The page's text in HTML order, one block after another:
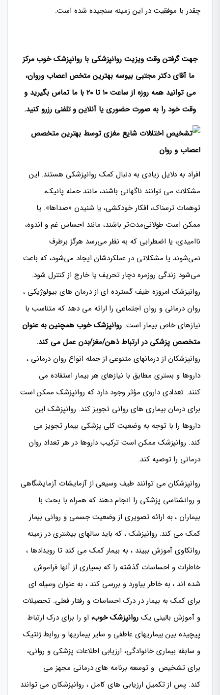
چقدر با موفقیت در این زمینه سنجیده شده است.
جهت گرفتن وقت ویزیت روانپزشکی با روانپزشک خوب مرکز
ما آقای دکتر مجتبی بیوسه بهترین متخص اعصاب وروان،
می توانید همه روزه از ساعت ۱۰ تا ۲۰ با ما تماس بگیرید و
وقت خود را به صورت حضوری یا آنلاین و تلفنی رزرو کنید.
افراد به دلایل زیادی به دنبال کمک روانپزشکی هستند. این
مشکلات می توانند ناگهانی باشند، مانند حمله پانیک،
توهمات ترسناک، افکار خودکشی، یا شنیدن «صداها». یا
ممکن است طولانی‌مدت‌تر باشند، مانند احساس غم و اندوه،
ناامیدی، یا اضطرابی که به نظر می‌رسد هرگز برطرف
نمی‌شوند یا مشکلاتی در عملکردشان ایجاد می‌شود، که باعث
می‌شود زندگی روزمره دچار تحریف یا خارج از کنترل شود.
روانپزشک امروزه طیف گسترده ای از درمان های بیولوژیکی ،
روان درمانی و روان اجتماعی را ارائه می دهد که متناسب با
نیازهای خاص بیمار است. روانپزشک خوب همچنین به عنوان
متخصص پزشکی در ارتباط ذهن/مغز/بدن عمل می کند.
روانپزشکان از درمانهای متنوعی از جمله انواع روان درمانی ،
داروها و بستری مطابق با نیازهای هر بیمار استفاده می
کنند. تعدادی داروی مؤثر وجود دارد که روانپزشک ممکن است
برای درمان بیماری های روانی تجویز کند. روانپزشک این
داروها را با توجه به وضعیت کلی پزشکی بیمار تجویز می
کند. روانپزشک ممکن است ترکیب داروها در هر تعداد روان
درمانی را توصیه کند.
روانپزشکان می توانند طیف وسیعی از آزمایشات آزمایشگاهی
و روانشناسی پزشکی را انجام دهند که همراه با بحث با
بیماران ، به ارائه تصویری از وضعیت جسمی و روانی بیمار
کمک می کند. روانپزشک ، که باید سالهای بیشتری در زمینه
روانکاوی آموزش ببیند ، به بیمار کمک می کند تا رویدادها ،
خاطرات و احساسات گذشته را که بسیاری از آنها فراموش
شده اند ، به خاطر بیاورد و بررسی کند ، به عنوان وسیله ای
برای کمک به بیمار در درک احساسات و رفتار فعلی. تحصیلات
و آموزش بالینی یک روانپزشک خوب، او را برای درک ارتباط
پیچیده بین بیماریهای عاطفی و سایر بیماریها و روابط ژنتیک
و سابقه بیماری خانوادگی، ارزیابی اطلاعات پزشکی و روانی،
برای تشخیص و توسعه برنامه های درمانی مجهز می
کند. پس از تکمیل ارزیابی های کامل ، روانپزشکان می توانند